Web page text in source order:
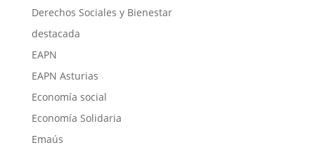
Derechos Sociales y Bienestar
destacada
EAPN
EAPN Asturias
Economía social
Economía Solidaria
Emaús